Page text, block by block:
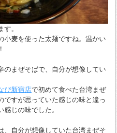
。
小麦を使った太麺ですね。温かい
のまぜそばで、自分が想像してい
び新宿店で初めて食べた台湾まぜ
ですが思っていた感じの味と違っ
じの味でした。
、自分が想像していた台湾まぜそ